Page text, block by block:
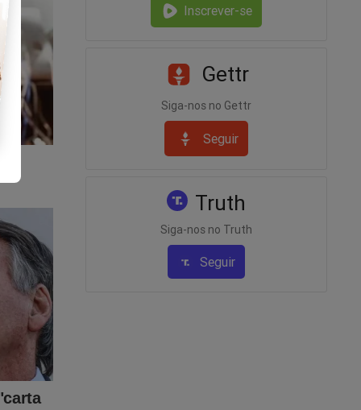
o site
que
já
Inscrever-se
Gettr
Siga-nos no Gettr
Seguir
Truth
Siga-nos no Truth
Seguir